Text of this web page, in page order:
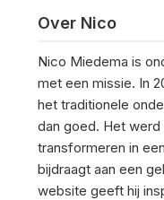
Over Nico
Nico Miedema is
met een missie. In
het traditionele
dan goed. Het
transformeren in
bijdraagt aan een
website geeft hij